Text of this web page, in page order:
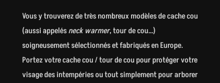
Vous y trouverez de très nombreux modèles de cache cou
(aussi appelésneck warmer, tour de cou…)
soigneusement sélectionnés et fabriqués en Europe.
Portez votre cache cou / tour de cou pour protéger votre
visage des intempéries ou tout simplement pour arborer